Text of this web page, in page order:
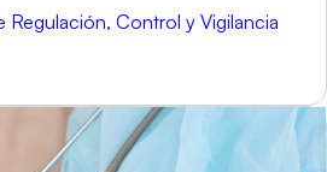
Regulación, Control y Vigilancia